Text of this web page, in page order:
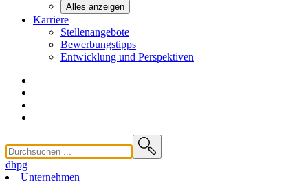
Alles anzeigen
Karriere
Stellenangebote
Bewerbungstipps
Entwicklung und Perspektiven
dhpg
Unternehmen